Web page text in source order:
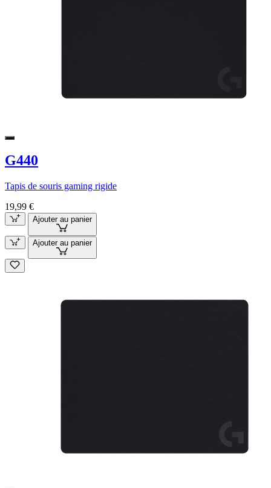
G440
Tapis de souris gaming rigide
19,99 €
Ajouter au panier
Ajouter au panier